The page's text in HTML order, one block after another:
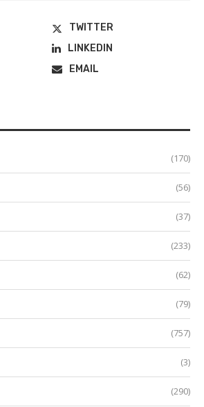
TWITTER
LINKEDIN
EMAIL
(170)
(56)
(37)
(233)
(62)
(79)
(757)
(3)
(290)